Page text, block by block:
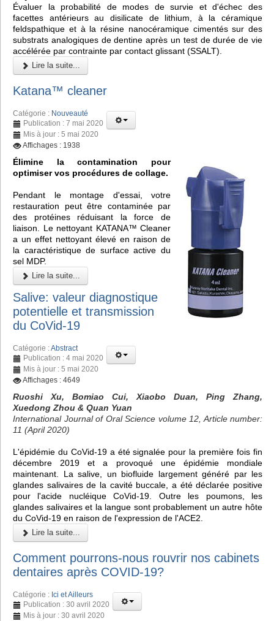
Évaluer la probabilité de modes de survie et d'échec des
facettes antérieurs au disilicate de lithium, à la céramique
feldspathique et à la résine nanocéramique cimentés sur des
substrats analogiques de dentine après un test de durée de vie
accélérée par contrainte par contact glissant (SSALT).
Lire la suite...
Katana™ cleaner
Catégorie : Nouveauté
Publication : 7 mai 2020
Mis à jour : 5 mai 2020
Affichages : 1938
Élimine la contamination pour
optimiser vos procédures de collage.
Pendant le montage d'essai, votre
restauration peut être contaminée par
des protéines réduisant la force de
liaison. Le nettoyant KATANA™ Cleaner
a un effet nettoyant élevé en raison de
la caractéristique de surface active du
sel MDP.
Lire la suite...
Salive: valeur diagnostique
potentielle et transmission
du CoVid-19
Catégorie :Abstract
Publication : 4 mai 2020
Mis à jour : 5 mai 2020
Affichages : 4649
Ruoshi Xu, Bomiao Cui, Xiaobo Duan, Ping Zhang,
Xuedong Zhou & Quan Yuan
International Journal of Oral Science volume 12, Article number:
11 (April 2020)
L'épidémie du CoVid-19 a été signalée pour la première fois fin
décembre 2019 et a provoqué une épidémie mondiale
maintenant. La salive, un biofluide largement généré par les
glandes salivaires de la cavité buccale, a été déclarée positive
pour l'acide nucléique CoVid-19. Outre les poumons, les
glandes salivaires et la langue sont probablement un autre hôte
du CoVid-19 en raison de l'expression de l'ACE2.
Lire la suite...
Comment pourrons-nous rouvrir nos cabinets
dentaires après COVID-19?
Catégorie : Ici et Ailleurs
Publication : 30 avril 2020
Mis à jour : 30 avril 2020